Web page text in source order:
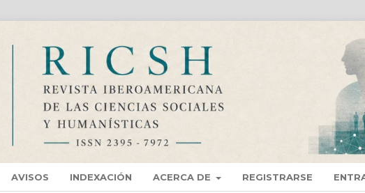
AVISOS INDEXACIÓN ACERCA DE REGISTRARSE